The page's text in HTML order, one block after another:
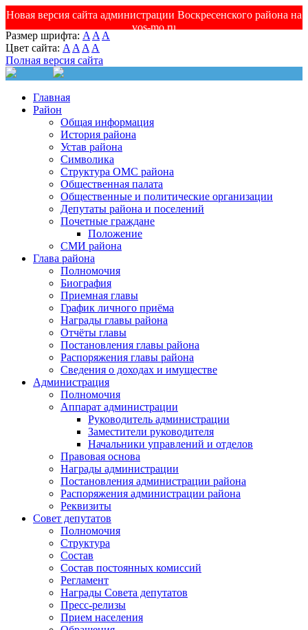
Новая версия сайта администрации Воскресенского района на
vos-mo.ru
Размер шрифта: A A A
Цвет сайта: A A A A
Полная версия сайта
Главная
Район
Общая информация
История района
Устав района
Символика
Структура ОМС района
Общественная палата
Общественные и политические организации
Депутаты района и поселений
Почетные граждане
Положение
СМИ района
Глава района
Полномочия
Биография
Приемная главы
График личного приёма
Награды главы района
Отчёты главы
Постановления главы района
Распоряжения главы района
Сведения о доходах и имуществе
Администрация
Полномочия
Аппарат администрации
Руководитель администрации
Заместители руководителя
Начальники управлений и отделов
Правовая основа
Награды администрации
Постановления администрации района
Распоряжения администрации района
Реквизиты
Совет депутатов
Полномочия
Структура
Состав
Состав постоянных комиссий
Регламент
Награды Совета депутатов
Пресс-релизы
Прием населения